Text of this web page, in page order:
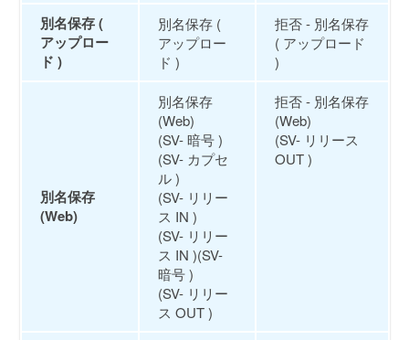
別名保存 (
アップロー
ド )
別名保存 (
アップロー
ド )
拒否 - 別名保存
( アップロード
)
別名保存
(Web)
別名保存
(Web)
(SV- 暗号 )
(SV- カプセ
ル )
(SV- リリー
ス IN )
(SV- リリー
ス IN )(SV-
暗号 )
(SV- リリー
ス OUT )
拒否 - 別名保存
(Web)
(SV- リリース
OUT )